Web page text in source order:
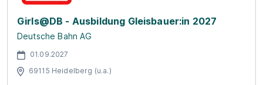
Girls@DB - Ausbildung Gleisbauer:in 2027
Deutsche Bahn AG
01.09.2027
69115 Heidelberg (u.a.)